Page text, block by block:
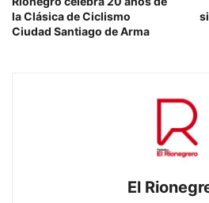
la Clásica de Ciclismo
Ciudad Santiago de Arma
El